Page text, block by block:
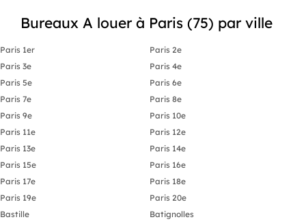
Bureaux A louer à Paris (75) par ville
Paris 1er
Paris 2e
Paris 3e
Paris 4e
Paris 5e
Paris 6e
Paris 7e
Paris 8e
Paris 9e
Paris 10e
Paris 11e
Paris 12e
Paris 13e
Paris 14e
Paris 15e
Paris 16e
Paris 17e
Paris 18e
Paris 19e
Paris 20e
Bastille
Batignolles